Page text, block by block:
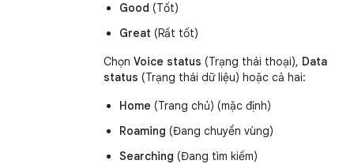
Good (Tốt)
Great (Rất tốt)
Chọn Voice status (Trạng thái thoại), Data
status (Trạng thái dữ liệu) hoặc cả hai:
Home (Trang chủ) (mặc định)
Roaming (Đang chuyển vùng)
Searching (Đang tìm kiếm)